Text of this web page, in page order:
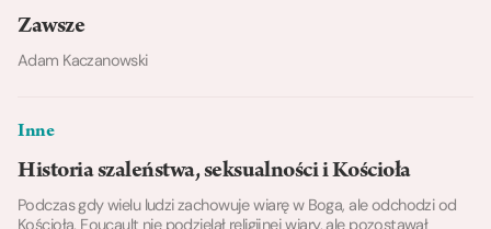
Zawsze
Adam Kaczanowski
Inne
Historia szaleństwa, seksualności i Kościoła
Podczas gdy wielu ludzi zachowuje wiarę w Boga, ale odchodzi od
Kościoła, Foucault nie podzielał religijnej wiary, ale pozostawał